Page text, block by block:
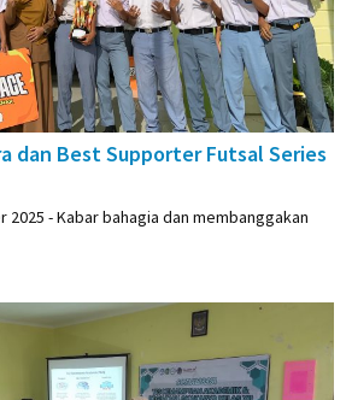
dan Best Supporter Futsal Series
- Kabar bahagia dan membanggakan